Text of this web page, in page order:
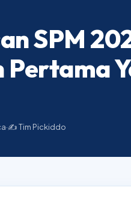
SPM
Pertama
·✍️ Tim Pickiddo